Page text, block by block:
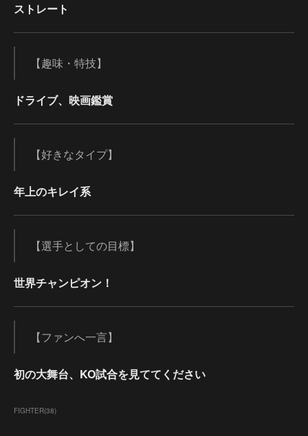
ストレート
【趣味・特技】
ドライブ、映画鑑賞
【好きなタイプ】
年上のキレイ系
【選手としての目標】
世界チャンピオン！
【ファンへ一言】
初の大舞台、KO試合を見ててください
FIGHTER(38)